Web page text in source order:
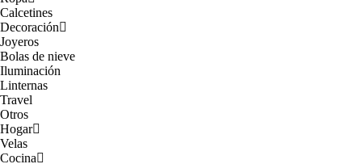
Calcetines
Decoración
Joyeros
Bolas de nieve
Iluminación
Linternas
Travel
Otros
Hogar
Velas
Cocina